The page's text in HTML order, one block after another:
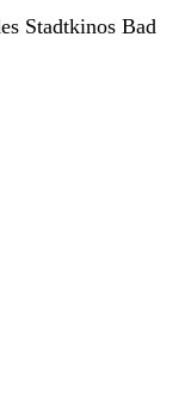
Stadtkinos Bad